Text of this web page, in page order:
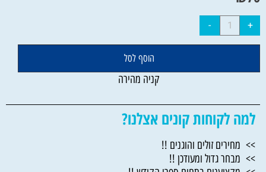
הוסף לסל
קניה מהירה
למה לקוחות קונים אצלנו?
>> מחירים זולים והוגנים !!
>> מבחר גדול ומעודכן !!